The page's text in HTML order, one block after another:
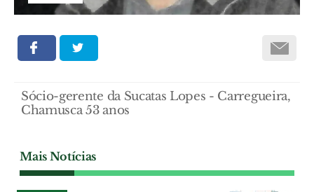
Sócio-gerente da Sucatas Lopes - Carregueira,
Chamusca 53 anos
Mais Notícias